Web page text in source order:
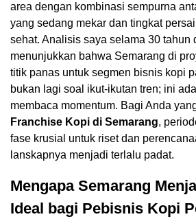
area dengan kombinasi sempurna
yang sedang mekar dan tingkat
sehat. Analisis saya selama 30 tahun
menunjukkan bahwa Semarang di
titik panas untuk segmen bisnis kopi
bukan lagi soal ikut-ikutan tren; ini
membaca momentum. Bagi Anda
Franchise Kopi di Semarang,
fase krusial untuk riset dan
lanskapnya menjadi terlalu padat.
Mengapa Semarang
Ideal bagi Pebisnis Kopi